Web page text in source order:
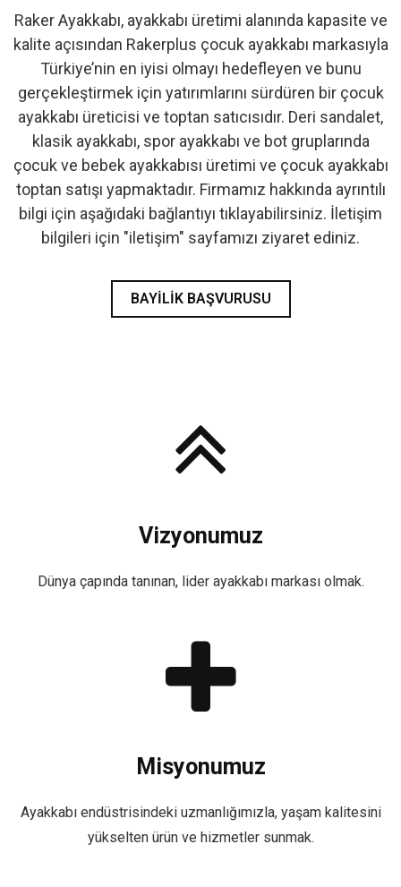
- İlk Adım & Bebek Ayakkabı
- Babetler
Raker Ayakkabı, ayakkabı üretimi alanında kapasite ve
kalite açısından Rakerplus çocuk ayakkabı markasıyla
Türkiye’nin en iyisi olmayı hedefleyen ve bunu
gerçekleştirmek için yatırımlarını sürdüren bir çocuk
ayakkabı üreticisi ve toptan satıcısıdır. Deri sandalet,
klasik ayakkabı, spor ayakkabı ve bot gruplarında
çocuk ve bebek ayakkabısı üretimi ve çocuk ayakkabı
toptan satışı yapmaktadır. Firmamız hakkında ayrıntılı
bilgi için aşağıdaki bağlantıyı tıklayabilirsiniz. İletişim
bilgileri için "iletişim" sayfamızı ziyaret ediniz.
BAYILIK BAŞVURUSU
Vizyonumuz
Dünya çapında tanınan, lider ayakkabı markası olmak.
Misyonumuz
Ayakkabı endüstrisindeki uzmanlığımızla, yaşam kalitesini
yükselten ürün ve hizmetler sunmak.